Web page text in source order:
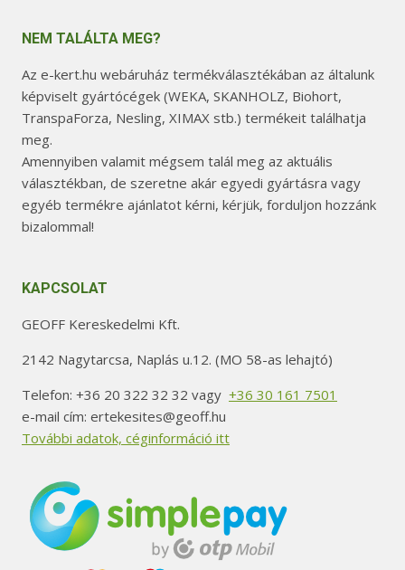
NEM TALÁLTA MEG?
Az e-kert.hu webáruház termékválasztékában az általunk
képviselt gyártócégek (WEKA, SKANHOLZ, Biohort,
TranspaForza, Nesling, XIMAX stb.) termékeit találhatja
meg.
Amennyiben valamit mégsem talál meg az aktuális
választékban, de szeretne akár egyedi gyártásra vagy
egyéb termékre ajánlatot kérni, kérjük, forduljon hozzánk
bizalommal!
KAPCSOLAT
GEOFF Kereskedelmi Kft.
2142 Nagytarcsa, Naplás u.12. (MO 58-as lehajtó)
Telefon: +36 20 322 32 32 vagy +36 30 161 7501
e-mail cím: ertekesites@geoff.hu
További adatok, céginformáció itt